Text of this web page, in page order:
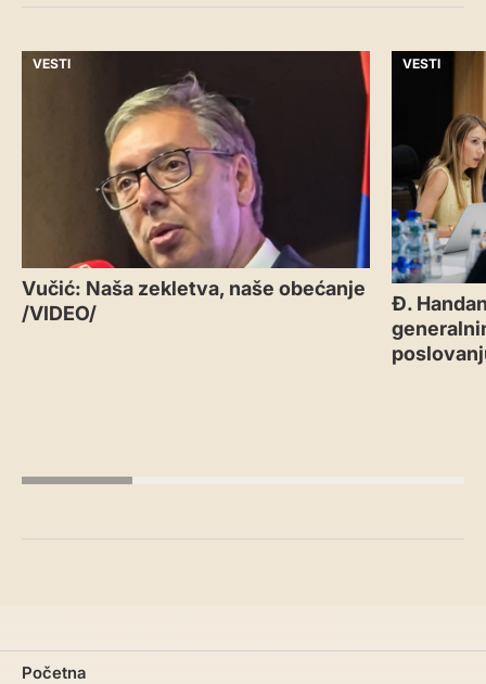
VESTI
Vučić: Naša zekletva, naše obećanje
/VIDEO/
VESTI
Đ.
Početna